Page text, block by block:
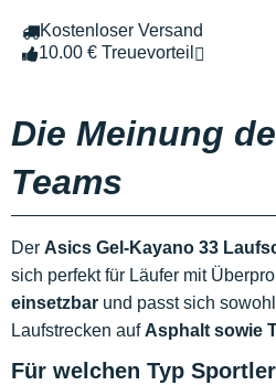
Kostenloser Versand
10.00 € Treuevorteil
Die Meinung
Teams
Der Asics Gel-Kayano 33
sich perfekt für Läufer mit
einsetzbar und passt sich
Laufstrecken auf Asphalt sowie
Für welchen Typ